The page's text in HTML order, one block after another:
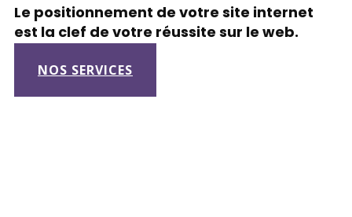
Le positionnement de votre site internet
est la clef de votre réussite sur le web.
NOS SERVICES